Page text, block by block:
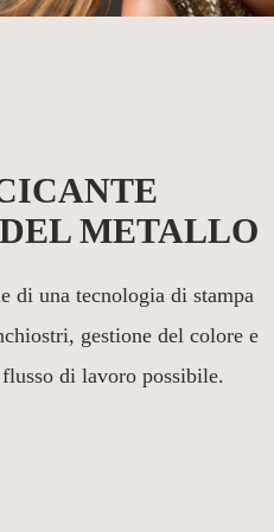
METALLO
di una tecnologia di stampa
gestione del colore e
di lavoro possibile.